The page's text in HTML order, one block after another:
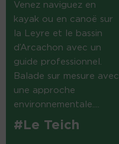
Venez naviguez en
kayak ou en canoë sur
la Leyre et le bassin
d’Arcachon avec un
guide professionnel.
Balade sur mesure avec
une approche
environnementale....
#Le Teich